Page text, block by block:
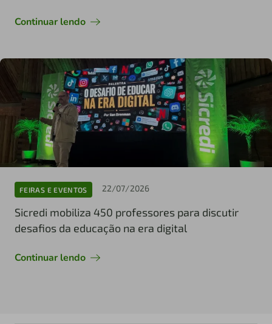
Continuar lendo
FEIRAS E EVENTOS 22/07/2026
Sicredi mobiliza 450 professores para discutir
desafios da educação na era digital
Continuar lendo